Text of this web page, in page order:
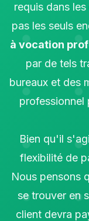
requis dans
pas les seuls
à vocation
par de tels
bureaux et des
professionnel
Bien qu'il
flexibilité de
Nous pensons
se trouver en
client devra